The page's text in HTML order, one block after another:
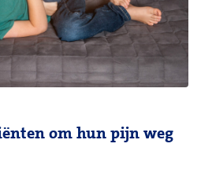
om hun pijn weg